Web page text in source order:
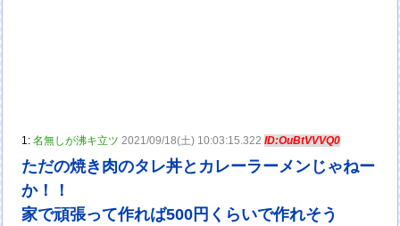
1:名無しが沸キ立ツ 2021/09/18(土) 10:03:15.322ID:OuBtVVVQ0
ただの焼き肉のタレ丼とカレーラーメンじゃねー
か！！
家で頑張って作れば500円くらいで作れそう